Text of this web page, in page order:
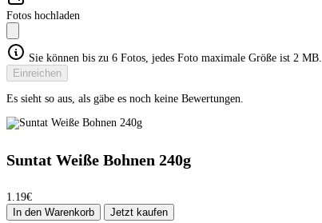
Fotos hochladen
Sie können bis zu 6 Fotos, jedes Foto maximale Größe ist 2 MB.
Einreichen
Es sieht so aus, als gäbe es noch keine Bewertungen.
Suntat Weiße Bohnen 240g
1.19€
In den Warenkorb
Jetzt kaufen